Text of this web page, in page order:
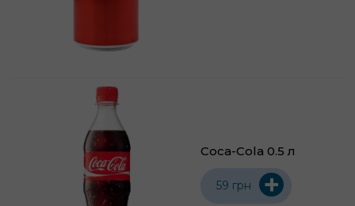
Coca-Cola 0.5 л
59 грн +